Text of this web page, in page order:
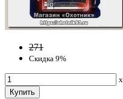
271
Скидка 9%
x